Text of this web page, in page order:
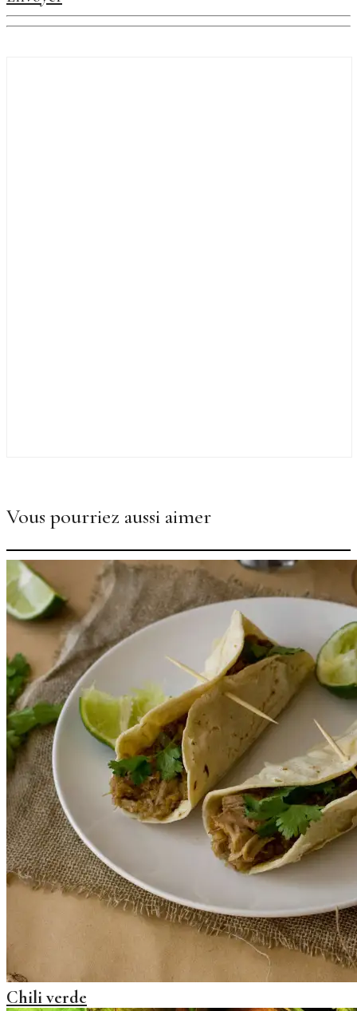
Vous pourriez aussi aimer
Chili verde